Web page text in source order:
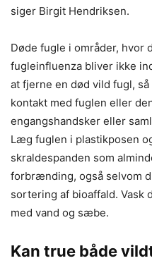
siger Birgit Hendriksen.
Døde fugle i områder, hvor
fugleinfluenza bliver ikke
at fjerne en død vild fugl,
kontakt med fuglen eller
engangshandsker eller
Læg fuglen i plastikposen
skraldespanden som
forbrænding, også selvom
sortering af bioaffald.
med vand og sæbe.
Kan true både